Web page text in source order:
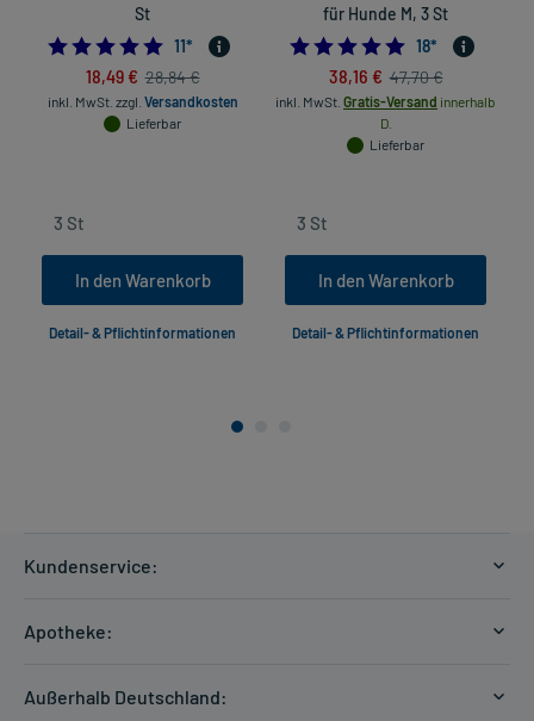
St
5.0
11*
18,49 € 28,84 €
inkl. MwSt. zzgl. Versandkosten
Lieferbar
In den Warenkorb
Detail- & Pflichtinformationen
für Hunde M, 3 St
5.0
18*
38,16 € 47,70 €
inkl. MwSt. Gratis-Versand innerhalb
D.
Lieferbar
In den Warenkorb
Detail- & Pflichtinformationen
Kundenservice:
Zahlungsarten
Apotheke:
Außerhalb Deutschland: